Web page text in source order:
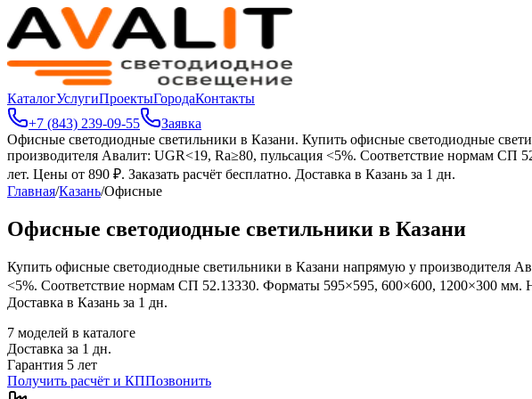
КаталогУслугиПроектыГородаКонтакты
+7 (843) 239-09-55
Заявка
Офисные светодиодные светильники в Казани. Купить офисные светодиодные
производителя Авалит: UGR<19, Ra≥80, пульсация <5%. Соответствие нормам
лет. Цены от 890 ₽. Заказать расчёт бесплатно. Доставка в Казань за 1 дн.
Главная/Казань/Офисные
Офисные светодиодные светильники в Казани
Купить офисные светодиодные светильники в Казани напрямую у производителя
<5%. Соответствие нормам СП 52.13330. Форматы 595×595, 600×600, 1200×300 мм.
Доставка в Казань за 1 дн.
7 моделей в каталоге
Доставка за 1 дн.
Гарантия 5 лет
Получить расчёт и КППозвонить